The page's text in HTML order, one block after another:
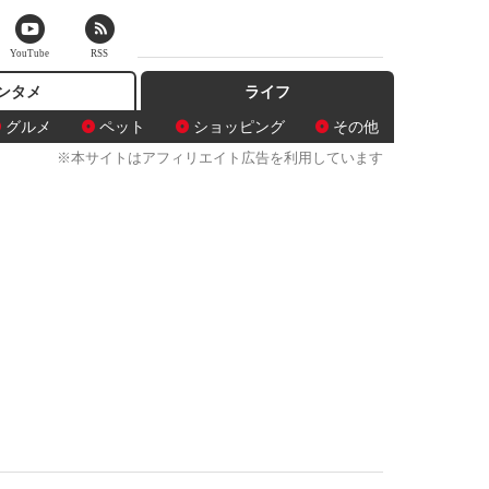
タメ
ライフ
グルメ
ペット ショッピング その他
※本サイトはアフィリエイト広告を利用しています
YouTube RSS